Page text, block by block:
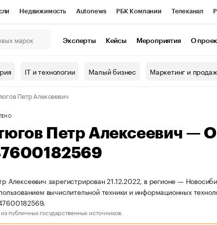
Недвижимость Autonews РБК Компании Телеканал
Проверка контрагентов
Эксперты Кейсы Мероприятия О
IT и технологии Малый бизнес Маркетинг и
Петр Алексеевич
Петр Алексеевич —
Алексеевич зарегистрирован 21.12.2022, в регионе —
вычислительной техники и информационных
публичных государственных источников.